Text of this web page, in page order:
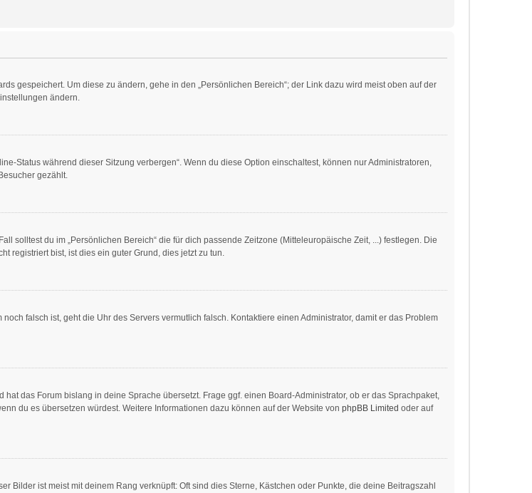
gespeichert. Um diese zu ändern, gehe in den „Persönlichen Bereich“; der Link dazu wird meist oben auf der
ändern.
Status während dieser Sitzung verbergen“. Wenn du diese Option einschaltest, können nur Administratoren,
gezählt.
solltest du im „Persönlichen Bereich“ die für dich passende Zeitzone (Mitteleuropäische Zeit, ...) festlegen. Die
registriert bist, ist dies ein guter Grund, dies jetzt zu tun.
falsch ist, geht die Uhr des Servers vermutlich falsch. Kontaktiere einen Administrator, damit er das Problem
das Forum bislang in deine Sprache übersetzt. Frage ggf. einen Board-Administrator, ob er das Sprachpaket,
du es übersetzen würdest. Weitere Informationen dazu können auf der Website von phpBB Limited oder auf
Bilder ist meist mit deinem Rang verknüpft: Oft sind dies Sterne, Kästchen oder Punkte, die deine Beitragszahl